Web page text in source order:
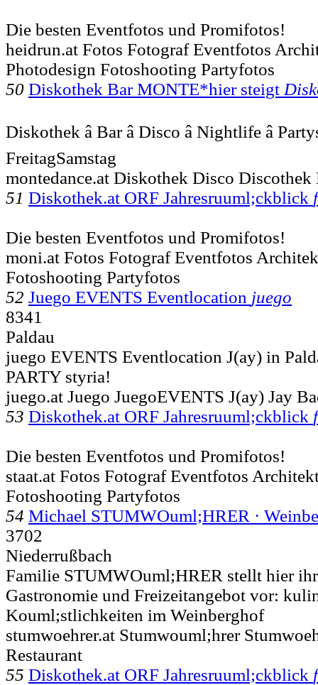
Die besten Eventfotos und Promifotos!
heidrun.at Fotos Fotograf Eventfotos
Photodesign Fotoshooting Partyfotos
50 Diskothek Bar MONTE*hier steigt
Diskothek â Bar â Disco â Nightlife â Partys
FreitagSamstag
montedance.at Diskothek Disco
51 Diskothek.at ORF Jahresruuml;ckblick
Die besten Eventfotos und Promifotos!
moni.at Fotos Fotograf Eventfotos
Fotoshooting Partyfotos
52 Juego EVENTS Eventlocation juego
8341
Paldau
juego EVENTS Eventlocation J(ay) in
PARTY styria!
juego.at Juego JuegoEVENTS J(ay) Jay
53 Diskothek.at ORF Jahresruuml;ckblick
Die besten Eventfotos und Promifotos!
staat.at Fotos Fotograf Eventfotos
Fotoshooting Partyfotos
54 Michael STUMWOuml;HRER ·
3702
Niederrußbach
Familie STUMWOuml;HRER stellt hier
Gastronomie und Freizeitangebot vor:
Kouml;stlichkeiten im Weinberghof
stumwoehrer.at Stumwouml;hrer
Restaurant
55 Diskothek.at ORF Jahresruuml;ckblick